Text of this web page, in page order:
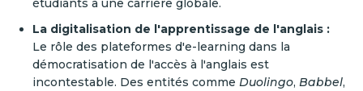
La digitalisation de l'apprentissage de l'anglais :
Le rôle des plateformes d'e-learning dans la
démocratisation de l'accès à l'anglais est
incontestable. Des entités comme Duolingo, Babbel,